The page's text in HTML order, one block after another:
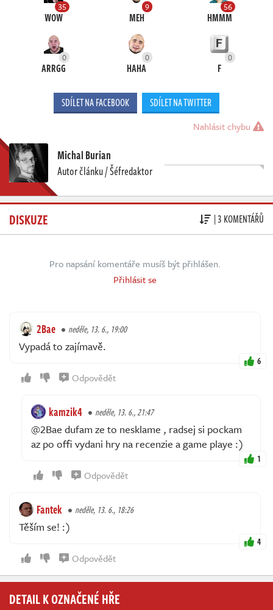
35
WOW
9
MEH
56
HMMM
0
ARRGG
0
HAHA
0
F
SDÍLET NA FACEBOOK SDÍLET NA TWITTER
Nahlásit chybu
Michal Burian
Autor článku / Šéfredaktor
DISKUZE | 3 KOMENTÁŘŮ
Pro napsání komentáře musíš být přihlášen.
Přihlásit se
2Bae neděle, 13. 6., 19:00
Vypadá to zajímavě.
6
Odpovědět
kamzik4 neděle, 13. 6., 21:47
@2Bae dufam ze to nesklame , radsej si pockam
az po offi vydani hry na recenzie a game playe :)
1
Odpovědět
Fantek neděle, 13. 6., 18:26
Těším se! :)
4
Odpovědět
DETAIL K OZNAČENÉ HŘE